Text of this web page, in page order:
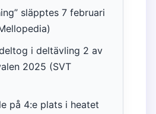
släpptes 7 februari
i deltävling 2 av
2025 (SVT
på 4:e plats i heatet